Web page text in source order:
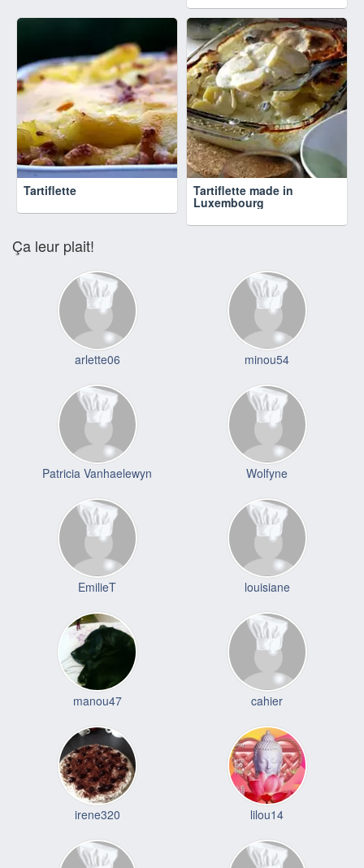
Tartiflette Tartiflette made in
Luxembourg
Ça leur plait!
arlette06 minou54
Patricia Vanhaelewyn Wolfyne
EmilieT louisiane
manou47 cahier
irene320 lilou14